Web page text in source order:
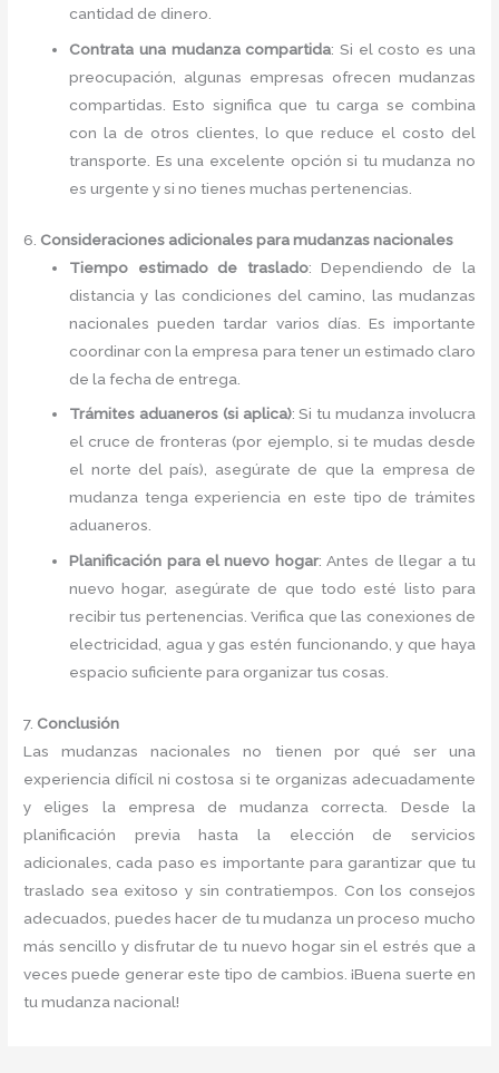
cantidad de dinero.
Contrata una mudanza compartida: Si el costo es una
preocupación, algunas empresas ofrecen mudanzas
compartidas. Esto significa que tu carga se combina
con la de otros clientes, lo que reduce el costo del
transporte. Es una excelente opción si tu mudanza no
es urgente y si no tienes muchas pertenencias.
6. Consideraciones adicionales para mudanzas nacionales
Tiempo estimado de traslado: Dependiendo de la
distancia y las condiciones del camino, las mudanzas
nacionales pueden tardar varios días. Es importante
coordinar con la empresa para tener un estimado claro
de la fecha de entrega.
Trámites aduaneros (si aplica): Si tu mudanza involucra
el cruce de fronteras (por ejemplo, si te mudas desde
el norte del país), asegúrate de que la empresa de
mudanza tenga experiencia en este tipo de trámites
aduaneros.
Planificación para el nuevo hogar: Antes de llegar a tu
nuevo hogar, asegúrate de que todo esté listo para
recibir tus pertenencias. Verifica que las conexiones de
electricidad, agua y gas estén funcionando, y que haya
espacio suficiente para organizar tus cosas.
7. Conclusión
Las mudanzas nacionales no tienen por qué ser una
experiencia difícil ni costosa si te organizas adecuadamente
y eliges la empresa de mudanza correcta. Desde la
planificación previa hasta la elección de servicios
adicionales, cada paso es importante para garantizar que tu
traslado sea exitoso y sin contratiempos. Con los consejos
adecuados, puedes hacer de tu mudanza un proceso mucho
más sencillo y disfrutar de tu nuevo hogar sin el estrés que a
veces puede generar este tipo de cambios. ¡Buena suerte en
tu mudanza nacional!